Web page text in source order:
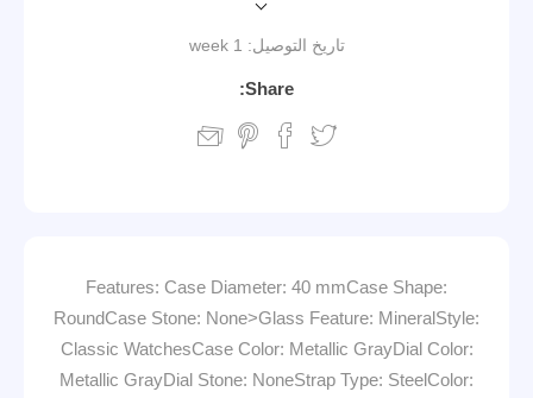
تاريخ التوصيل: 1 week
Share:
Features: Case Diameter: 40 mmCase Shape:
RoundCase Stone: None>Glass Feature: MineralStyle:
Classic WatchesCase Color: Metallic GrayDial Color:
Metallic GrayDial Stone: NoneStrap Type: SteelColor: